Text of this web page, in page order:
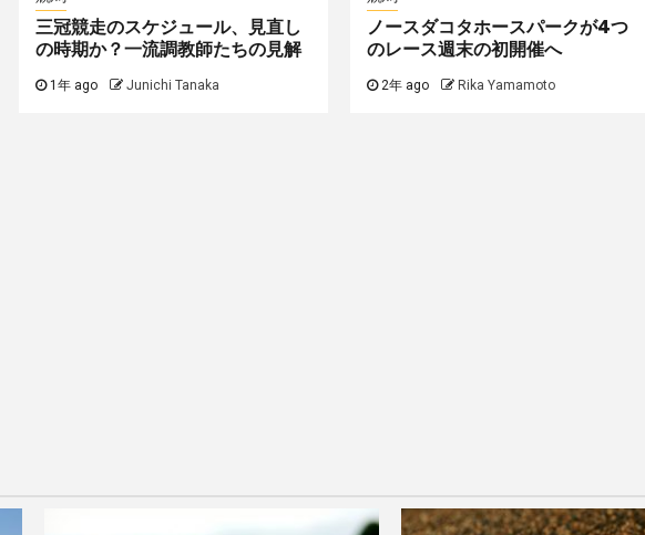
三冠競走のスケジュール、見直し
の時期か？一流調教師たちの見解
1年 ago Junichi Tanaka
ノースダコタホースパークが4つ
のレース週末の初開催へ
2年 ago Rika Yamamoto